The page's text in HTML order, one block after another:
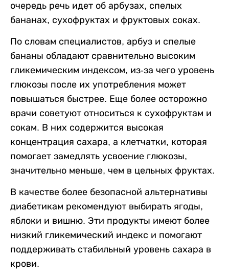
очередь речь идет об арбузах, спелых
бананах, сухофруктах и фруктовых соках.
По словам специалистов, арбуз и спелые
бананы обладают сравнительно высоким
гликемическим индексом, из-за чего уровень
глюкозы после их употребления может
повышаться быстрее. Еще более осторожно
врачи советуют относиться к сухофруктам и
сокам. В них содержится высокая
концентрация сахара, а клетчатки, которая
помогает замедлять усвоение глюкозы,
значительно меньше, чем в цельных фруктах.
В качестве более безопасной альтернативы
диабетикам рекомендуют выбирать ягоды,
яблоки и вишню. Эти продукты имеют более
низкий гликемический индекс и помогают
поддерживать стабильный уровень сахара в
крови.